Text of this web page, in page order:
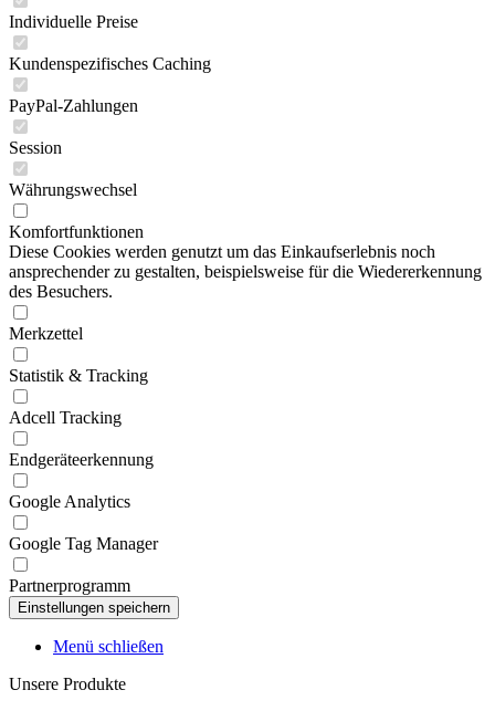
Individuelle Preise
Kundenspezifisches Caching
PayPal-Zahlungen
Session
Währungswechsel
Komfortfunktionen
Diese Cookies werden genutzt um das Einkaufserlebnis noch
ansprechender zu gestalten, beispielsweise für die Wiedererkennung
des Besuchers.
Merkzettel
Statistik & Tracking
Adcell Tracking
Endgeräteerkennung
Google Analytics
Google Tag Manager
Partnerprogramm
Menü schließen
Unsere Produkte